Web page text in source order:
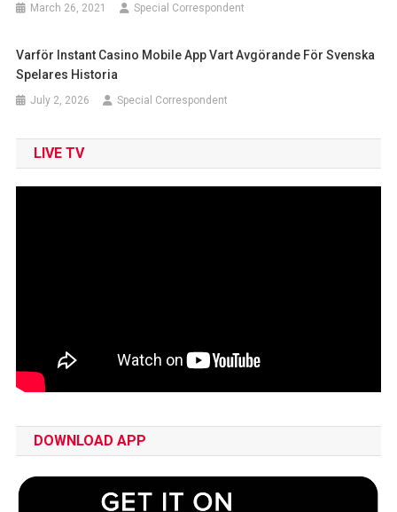
March 26, 2021 Special Correspondent
Varför Instant Casino Mobile App Vart Avgörande För Svenska
Spelares Historia
July 2, 2026 Special Correspondent
LIVE TV
DOWNLOAD APP